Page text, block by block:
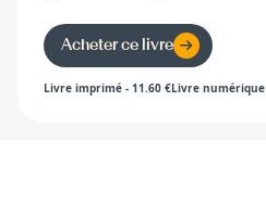
Acheter ce livre
Livre imprimé - 11.60 €Livre numérique